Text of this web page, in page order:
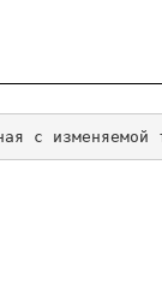
с изменяемой